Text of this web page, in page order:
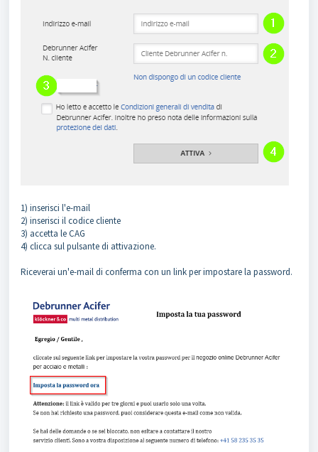
1) inserisci l'e-mail
2) inserisci il codice cliente
3) accetta le CAG
4) clicca sul pulsante di attivazione.
Riceverai un'e-mail di conferma con un link per impostare la password.